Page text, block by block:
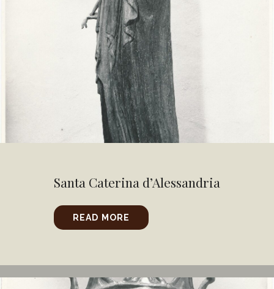
Santa Caterina d’Alessandria
READ MORE